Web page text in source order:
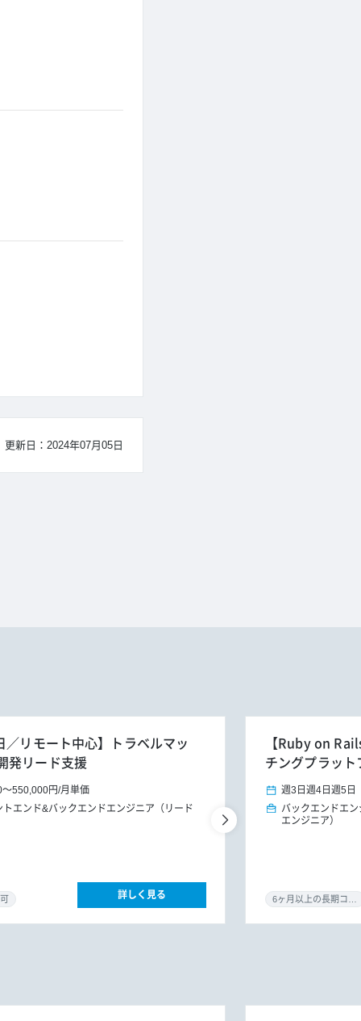
更新日：2024年07月05日
リモート中心】トラベルマッ
発リード支援
～550,000円/月単価
トエンド&バックエンドエンジニア（リード
詳しく見る
【Ruby on
チングプラッ
週3日 週4日 週5日
バックエンドエン
エンジニア）